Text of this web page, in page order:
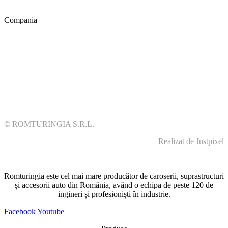
Compania
© ROMTURINGIA S.R.L.
Realizat de Justpixel
Romturingia este cel mai mare producător de caroserii, suprastructuri
și accesorii auto din România, având o echipa de peste 120 de
ingineri și profesioniști în industrie.
FacebookYoutube